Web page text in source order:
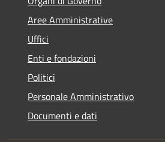
Aree Amministrative
Uffici
Enti e fondazioni
Politici
Personale Amministrativo
Documenti e dati